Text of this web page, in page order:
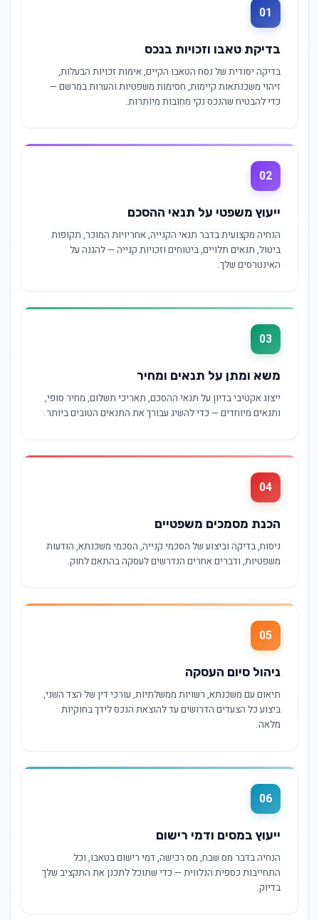
01
בדיקת טאבו וזכויות בנכס
בדיקה יסודית של נסח הטאבו הקיים, אימות זכויות הבעלות,
זיהוי משכנתאות קיימות, חסימות משפטיות והערות במרשם —
כדי להבטיח שהנכס נקי מחובות מיותרות.
02
ייעוץ משפטי על תנאי ההסכם
הנחיה מקצועית בדבר תנאי הקנייה, אחריויות המוכר, תקופות
ביטול, תנאים תלויים, ביטוחים וזכויות קנייה — להגנה על
האינטרסים שלך.
03
משא ומתן על תנאים ומחיר
ייצוג אקטיבי בדיון על תנאי ההסכם, תאריכי תשלום, מחיר סופי,
ותנאים מיוחדים — כדי להשיג עבורך את התנאים הטובים ביותר.
04
הכנת מסמכים משפטיים
ניסוח, בדיקה וביצוע של הסכמי קנייה, הסכמי משכנתא, הודעות
משפטיות, ודברים אחרים הנדרשים לעסקה בהתאם לחוק.
05
ניהול סיום העסקה
תיאום עם משכנתא, רשויות ממשלתיות, עורכי דין של הצד השני,
ביצוע כל הצעדים הדרושים עד להוצאת הנכס לידך בחוקיות
מלאה.
06
ייעוץ במסים ודמי רישום
הנחיה בדבר מס שבח, מס רכישה, דמי רישום בטאבו, וכל
התחייבות כספית הנלווית — כדי שתוכל לתכנן את התקציב שלך
בדיוק.